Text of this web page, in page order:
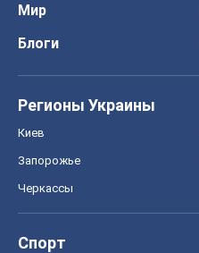
Мир
Блоги
Регионы Украины
Киев
Запорожье
Черкассы
Спорт